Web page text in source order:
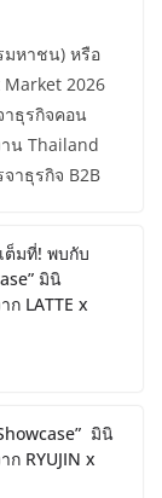
มหาชน) หรือ
2026
าธุรกิจคอน
น Thailand
าธุรกิจ B2B
ต็มที่! พบกับ
มินิ
LATTE x
มินิ
RYUJIN x